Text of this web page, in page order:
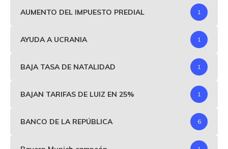
AUMENTO DEL IMPUESTO PREDIAL 1
AYUDA A UCRANIA 1
BAJA TASA DE NATALIDAD 1
BAJAN TARIFAS DE LUIZ EN 25% 1
BANCO DE LA REPÚBLICA 6